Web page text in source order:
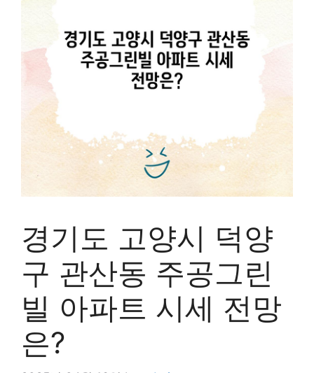
경기도 고양시 덕양
구 관산동 주공그린
빌 아파트 시세 전망
은?